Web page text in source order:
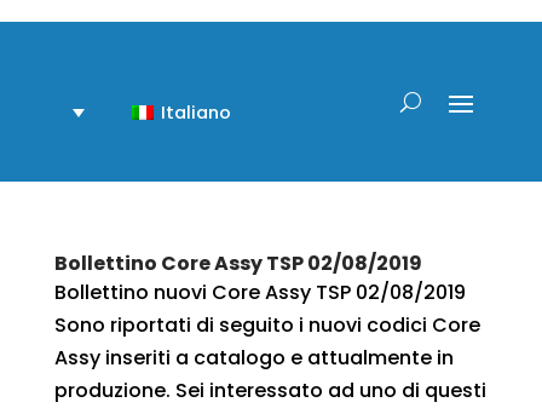
Italiano
Bollettino Core Assy TSP 02/08/2019
Bollettino nuovi Core Assy TSP 02/08/2019
Sono riportati di seguito i nuovi codici Core
Assy inseriti a catalogo e attualmente in
produzione. Sei interessato ad uno di questi